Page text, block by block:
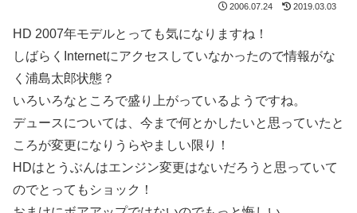
2006.07.24 2019.03.03
HD 2007年モデルとっても気になりますね！
しばらくInternetにアクセスしていなかったので情報がな
く浦島太郎状態？
いろいろなところで盛り上がっているようですね。
デュースについては、今まで何とかしたいと思っていたと
ころが変更になりうらやましい限り！
HDはとうぶんはエンジン変更はないだろうと思っていて
のでとってもショック！